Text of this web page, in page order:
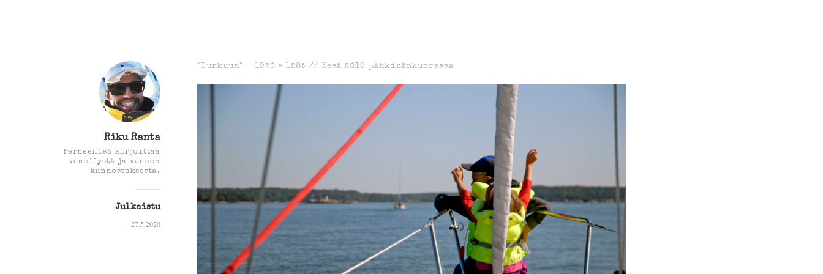
Riku Ranta
Perheenisä kirjoittaa
veneilystä ja veneen
kunnostuksesta.
Julkaistu
27.5.2020
"Turkuun" - 1920 × 1285 // Kesä 2019 pähkinänkuoressa